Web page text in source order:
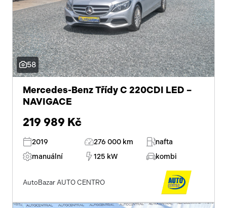
58
Mercedes-Benz Třídy C 220CDI LED –
NAVIGACE
219 989 Kč
2019 276 000 km
nafta
manuální
125 kW kombi
AutoBazar AUTO CENTRO